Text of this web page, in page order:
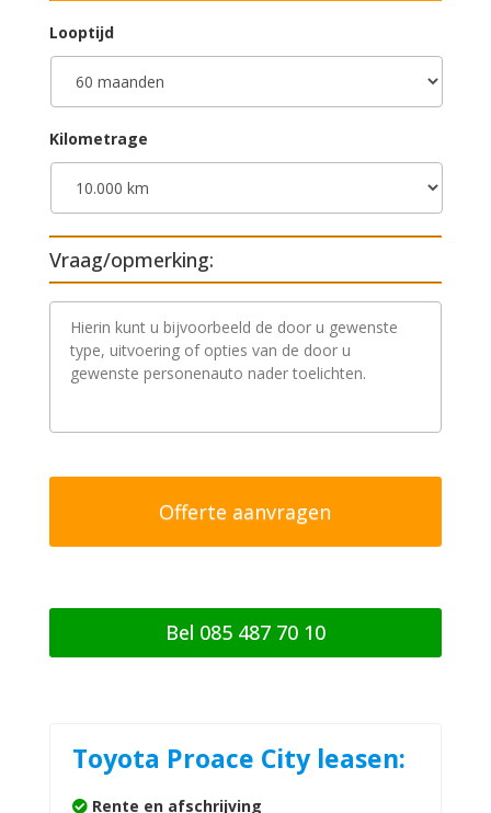
Looptijd
Kilometrage
Vraag/opmerking:
V
o
i
Bel 085 487 70 10
Toyota Proace City leasen:
Rente en afschrijving